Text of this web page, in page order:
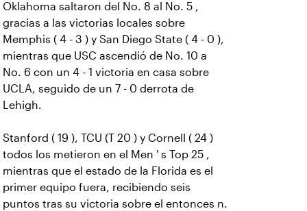
Oklahoma saltaron del No. 8 al No. 5 ,
gracias a las victorias locales sobre
Memphis ( 4 - 3 ) y San Diego State ( 4 - 0 ),
mientras que USC ascendió de No. 10 a
No. 6 con un 4 - 1 victoria en casa sobre
UCLA, seguido de un 7 - 0 derrota de
Lehigh.
Stanford ( 19 ), TCU (T 20 ) y Cornell ( 24 )
todos los metieron en el Men ' s Top 25 ,
mientras que el estado de la Florida es el
primer equipo fuera, recibiendo seis
puntos tras su victoria sobre el entonces n.